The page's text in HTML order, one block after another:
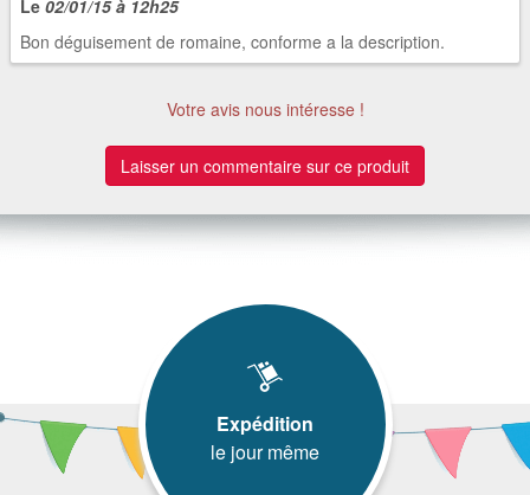
Le 02/01/15 à 12h25
Bon déguisement de romaine, conforme a la description.
Votre avis nous intéresse !
Laisser un commentaire sur ce produit
Expédition
le jour même